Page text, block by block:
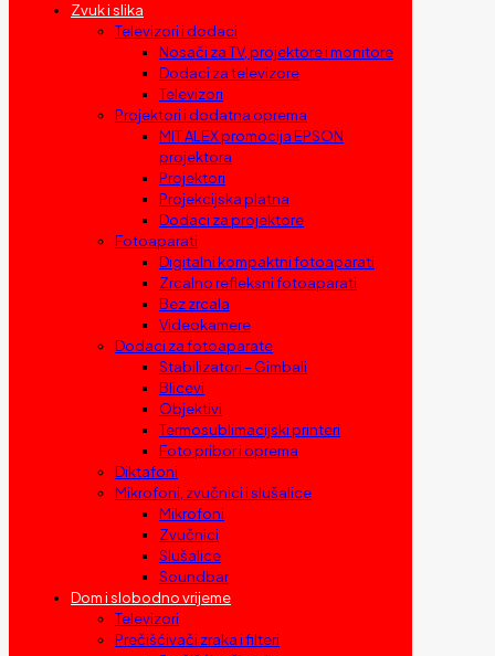
Zvuk i slika
Televizori i dodaci
Nosači za TV, projektore i monitore
Dodaci za televizore
Televizori
Projektori i dodatna oprema
MIT ALEX promocija EPSON
projektora
Projektori
Projekcijska platna
Dodaci za projektore
Fotoaparati
Digitalni kompaktni fotoaparati
Zrcalno refleksni fotoaparati
Bez zrcala
Videokamere
Dodaci za fotoaparate
Stabilizatori – Gimbali
Blicevi
Objektivi
Termosublimacijski printeri
Foto pribor i oprema
Diktafoni
Mikrofoni, zvučnici i slušalice
Mikrofoni
Zvučnici
Slušalice
Soundbar
Dom i slobodno vrijeme
Televizori
Prečišćivači zraka i filteri